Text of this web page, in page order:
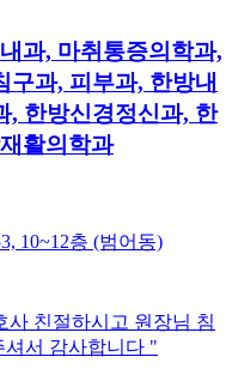
과, 마취통증의학과,
구과, 피부과, 한방내
, 한방신경정신과, 한
활의학과
10~12층 (범어동)
사 친절하시고 원장님 침
셔서 감사합니다 "